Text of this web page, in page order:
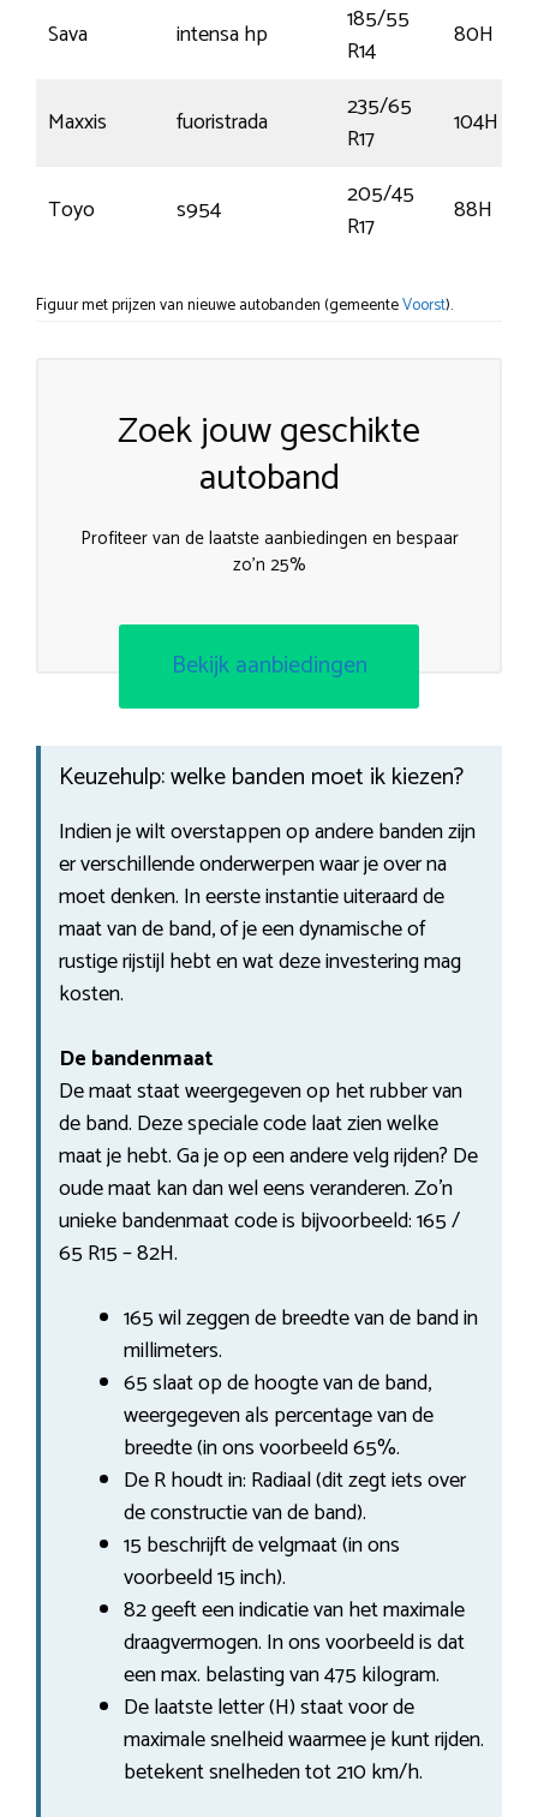
Sava intensa hp
185/55
R14
80H
Maxxis fuoristrada
235/65
R17
104H
Toyo s954
205/45
R17
88H
Figuur met prijzen van nieuwe autobanden (gemeenteVoorst).
Zoek jouw geschikte
autoband
Profiteer van de laatste aanbiedingen en bespaar
zo’n 25%
Bekijk aanbiedingen
Keuzehulp: welke banden moet ik kiezen?
Indien je wilt overstappen op andere banden zijn
er verschillende onderwerpen waar je over na
moet denken. In eerste instantie uiteraard de
maat van de band, of je een dynamische of
rustige rijstijl hebt en wat deze investering mag
kosten.
De bandenmaat
De maat staat weergegeven op het rubber van
de band. Deze speciale code laat zien welke
maat je hebt. Ga je op een andere velg rijden? De
oude maat kan dan wel eens veranderen. Zo’n
unieke bandenmaat code is bijvoorbeeld: 165 /
65 R15 – 82H.
165 wil zeggen de breedte van de band in
millimeters.
65 slaat op de hoogte van de band,
weergegeven als percentage van de
breedte (in ons voorbeeld 65%.
De R houdt in: Radiaal (dit zegt iets over
de constructie van de band).
15 beschrijft de velgmaat (in ons
voorbeeld 15 inch).
82 geeft een indicatie van het maximale
draagvermogen. In ons voorbeeld is dat
een max. belasting van 475 kilogram.
De laatste letter (H) staat voor de
maximale snelheid waarmee je kunt rijden.
betekent snelheden tot 210 km/h.